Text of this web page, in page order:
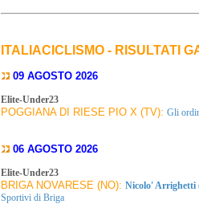
ITALIACICLISMO - RISULTATI
09 AGOSTO 2026
Elite-Under23
POGGIANA DI RIESE PIO X (TV): Gli
06 AGOSTO 2026
Elite-Under23
BRIGA NOVARESE (NO): Nicolo' Arrighetti
Sportivi di Briga